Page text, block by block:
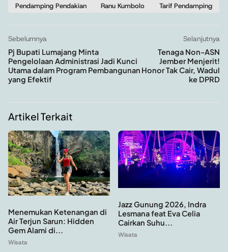
Pendamping Pendakian
Ranu Kumbolo Tarif Pendamping
Sebelumnya
Pj Bupati Lumajang Minta
Pengelolaan Administrasi Jadi Kunci
Utama dalam Program Pembangunan
yang Efektif
Selanjutnya
Tenaga Non-ASN
Jember Menjerit!
Honor Tak Cair, Wadul
ke DPRD
Artikel Terkait
Menemukan Ketenangan di
Air Terjun Sarun: Hidden
Gem Alami di...
Wisata
Jazz Gunung 2026, Indra
Lesmana feat Eva Celia
Cairkan Suhu...
Wisata